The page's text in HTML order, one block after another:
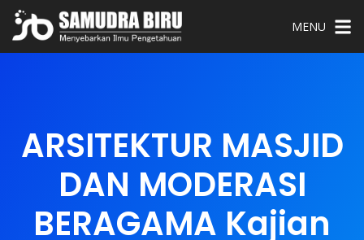
MENU
ARSITEKTUR MASJID
DAN MODERASI
BERAGAMA Kajian